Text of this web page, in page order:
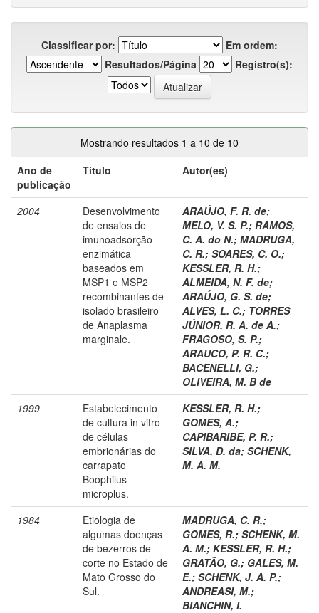
Classificar por:
Em ordem:
Resultados/Página
Registro(s):
Mostrando resultados 1 a 10 de 10
Ano de
publicação
Título Autor(es)
2004
Desenvolvimento
de ensaios de
imunoadsorção
enzimática
baseados em
MSP1 e MSP2
recombinantes de
isolado brasileiro
de Anaplasma
marginale.
ARAÚJO, F. R. de;
MELO, V. S. P.; RAMOS,
C. A. do N.; MADRUGA,
C. R.; SOARES, C. O.;
KESSLER, R. H.;
ALMEIDA, N. F. de;
ARAÚJO, G. S. de;
ALVES, L. C.; TORRES
JÚNIOR, R. A. de A.;
FRAGOSO, S. P.;
ARAUCO, P. R. C.;
BACENELLI, G.;
OLIVEIRA, M. B de
1999
Estabelecimento
de cultura in vitro
de células
embrionárias do
carrapato
Boophilus
microplus.
KESSLER, R. H.;
GOMES, A.;
CAPIBARIBE, P. R.;
SILVA, D. da; SCHENK,
M. A. M.
1984
Etiologia de
algumas doenças
de bezerros de
corte no Estado de
Mato Grosso do
Sul.
MADRUGA, C. R.;
GOMES, R.; SCHENK, M.
A. M.; KESSLER, R. H.;
GRATÃO, G.; GALES, M.
E.; SCHENK, J. A. P.;
ANDREASI, M.;
BIANCHIN, I.